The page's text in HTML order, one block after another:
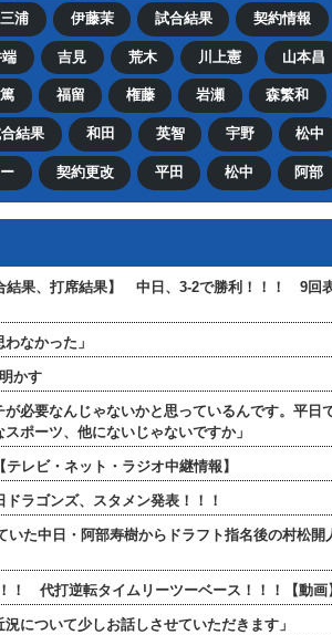
三浦 伊藤茉 試合結果 契約情報
吉見 荒木 川上憲 山本昌
福留 権藤 岩瀬 森繁和
結果 和田 英智 宇野 松中
契約更改 平田 松中 阿部
果、打席結果】 中日、3-2で勝利！！！ 9回
なかった」
かす
必要なんじゃないかと思っているんです。平日
ポーツ、他にないじゃないですか」
レビ・ネット・ラジオ中継情報】
ラゴンズ、スタメン発表！！！
た中日・阿部寿樹からドラフト指名後の村松開
！ 代打逆転タイムリーツーベース！！！【動画
について少しお話しさせていただきます」